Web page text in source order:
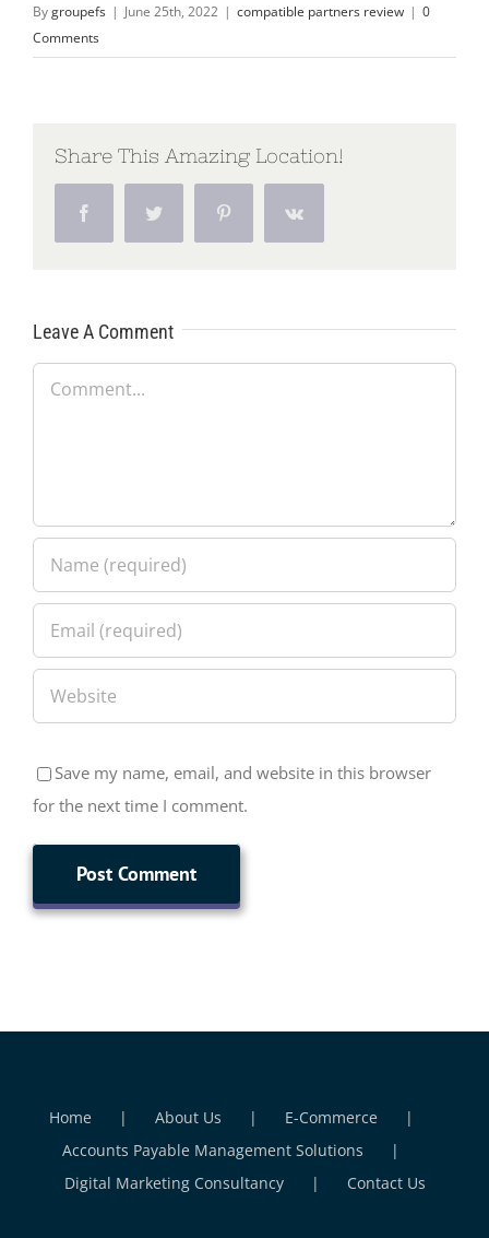
Bygroupefs | June 25th, 2022 | compatible partners review | 0
Comments
Share This Amazing Location!
Facebook Pinterest Vk
Leave A Comment
Comment
Save my name, email, and website in this browser
for the next time I comment.
Home About Us
E-Commerce
Accounts Payable Management Solutions
Digital Marketing Consultancy
Contact Us